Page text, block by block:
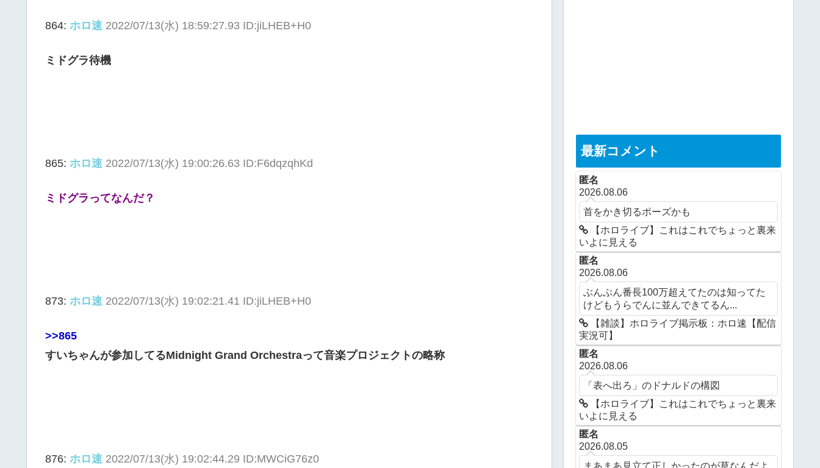
864: ホロ速 2022/07/13(水) 18:59:27.93 ID:jiLHEB+H0
ミドグラ待機
865: ホロ速 2022/07/13(水) 19:00:26.63 ID:F6dqzqhKd
ミドグラってなんだ？
873: ホロ速 2022/07/13(水) 19:02:21.41 ID:jiLHEB+H0
>>865
すいちゃんが参加してるMidnight Grand Orchestraって音楽プロジェクトの略称
876: ホロ速 2022/07/13(水) 19:02:44.29 ID:MWCiG76z0
最新コメント
匿名
2026.08.06
首をかき切るポーズかも
【ホロライブ】これはこれでちょっと裏来
いよに見える
匿名
2026.08.06
ぶんぶん番長100万超えてたのは知ってた
けどもうらでんに並んできてるん...
【雑談】ホロライブ掲示板：ホロ速【配信
実況可】
匿名
2026.08.06
「表へ出ろ」のドナルドの構図
【ホロライブ】これはこれでちょっと裏来
いよに見える
匿名
2026.08.05
まあまあ見立て正しかったのが草なんだよ